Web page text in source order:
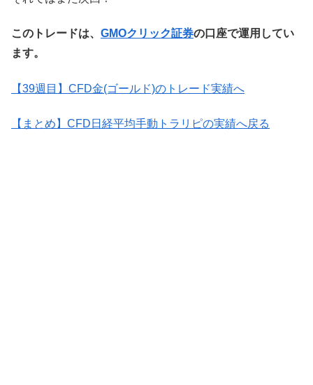
このトレードは、 GMOクリック証券の口座で運用してい
ます。
【39週目】CFD金(ゴールド)のトレード実績へ
【まとめ】CFD日経平均手動トラリピの実績へ戻る